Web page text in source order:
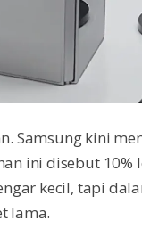
Samsung kini
ini disebut
kecil, tapi
lama.